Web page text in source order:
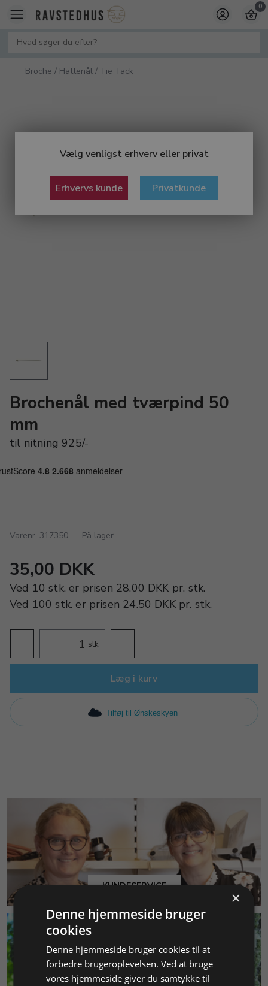
Vælg venligst erhverv eller privat
Erhvervs kunde Privatkunde
0
Broche / Hattenål / Tie Tack
Brochenål med tværpind 50
mm
til nitning 925/-
Varenr. 317350 – På lager
35,00 DKK
Ved 10 stk. er prisen 28.00 DKK pr. stk.
Ved 100 stk. er prisen 24.50 DKKpr. stk.
stk.
Læg i kurv
Tilføj til Ønskeskyen
KUNDESERVICE
×
Denne hjemmeside bruger
cookies
Denne hjemmeside bruger cookies til at
forbedre brugeroplevelsen. Ved at bruge
vores hjemmeside giver du samtykke til